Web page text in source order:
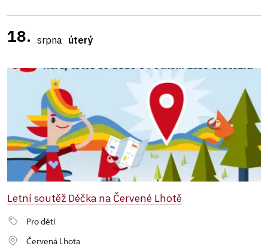
18. srpna úterý
Letní soutěž Déčka na Červené Lhotě
Pro děti
Červená Lhota